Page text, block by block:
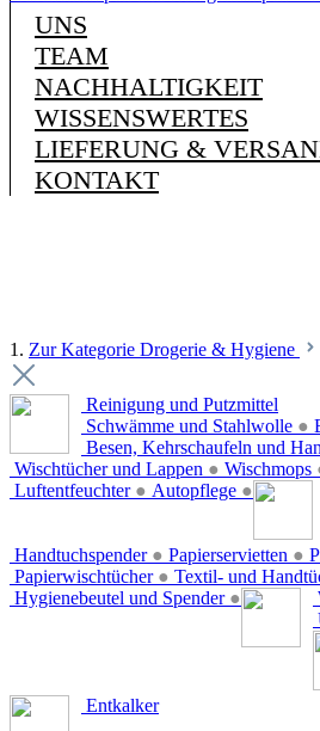
UNS
TEAM
NACHHALTIGKEIT
WISSENSWERTES
LIEFERUNG &
KONTAKT
1. Zur Kategorie Drogerie & Hygiene
Reinigung und Putzmittel
Schwämme und Stahlwolle ●
Besen, Kehrschaufeln und
Wischtücher und Lappen ● Wischmops
Luftentfeuchter ● Autopflege ●
Handtuchspender ● Papierservietten ●
Papierwischtücher ● Textil- und
Hygienebeutel und Spender ●
Entkalker